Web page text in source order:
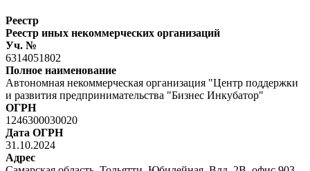
Реестр
Реестр иных некоммерческих организаций
Уч. №
6314051802
Полное наименование
Автономная некоммерческая организация "Центр поддержки
и развития предпринимательства "Бизнес Инкубатор"
ОГРН
1246300030020
Дата ОГРН
31.10.2024
Адрес